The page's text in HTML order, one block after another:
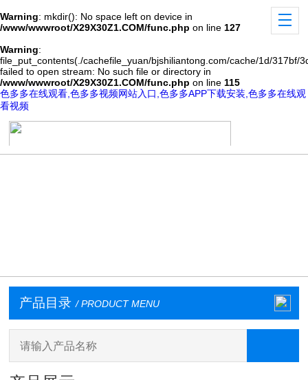
Warning: mkdir(): No space left on device in
/www/wwwroot/X29X30Z1.COM/func.php on line 127
Warning:
file_put_contents(./cachefile_yuan/bjshiliantong.com/cache/1d/317bf/
failed to open stream: No such file or directory in
/www/wwwroot/X29X30Z1.COM/func.php on line 115
色多多在线观看,色多多视频网站入口,色多多APP下载安装,色多多在线观
看视频
产品目录 / PRODUCT MENU